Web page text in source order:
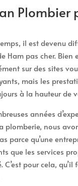
Plombier
il est devenu
Ham pas cher. Bien
sur des sites
mais les
à la hauteur de
années
plomberie, nous
parce qu’une
que les services
C’est pour cela,